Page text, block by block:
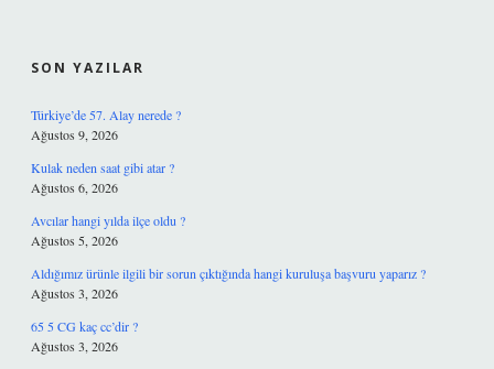
SON YAZILAR
Türkiye’de 57. Alay nerede ?
Ağustos 9, 2026
Kulak neden saat gibi atar ?
Ağustos 6, 2026
Avcılar hangi yılda ilçe oldu ?
Ağustos 5, 2026
Aldığımız ürünle ilgili bir sorun çıktığında hangi kuruluşa başvuru yaparız ?
Ağustos 3, 2026
65 5 CG kaç cc’dir ?
Ağustos 3, 2026